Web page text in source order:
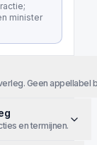
minister
Geen appellabel
en termijnen.